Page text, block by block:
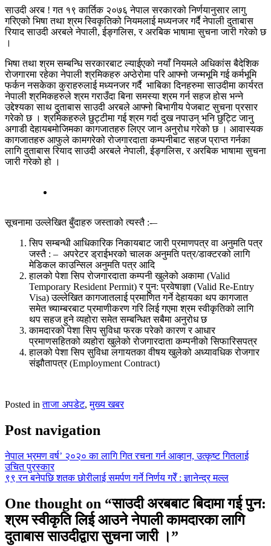
साउदी अरब ! गत १९ कार्तिक २०७६ नेपाल सरकारको निर्णयानुसार लागु
गरिएको भिषा तथा श्रम स्विकृतिको नियमलाई मध्यनजर गर्दै नेपाली दुताबास
रियाद साउदी अरबले नेपाली, ईङ्गलिस, र अरबिक भाषामा सुचना जारी गरेको छ
।
भिषा तथा श्रम सम्बन्धि सरकारबाट ल्याईएको नयाँ नियमले अधिकांस बैदेशिक
रोजगारमा रहेका नेपाली श्रमिकहरु अप्ठेरोमा परि आफ्नो जन्मभूमि गई कर्मभूमि
फर्कन नसकेका कुराहरुलाई मध्यनजर गर्दै भाबिका दिनहरुमा साउदीमा कार्यरत
नेपाली श्रमिकहरुले श्रम गराउँदा बिना समस्या श्रम गर्न सहज होस भन्ने
उद्देश्यका साथ दुताबास साउदी अरबले आफ्नो बिभागीय पेजबाट सुचना प्रसार
गरेको छ । श्रमिकहरुले छुट्टीमा गई श्रम गर्दा दुख नपाउन् भनि छुट्टि जानु
अगाडी देहायबमोजिमका कागजातहरु लिएर जान अनुरोध गरेको छ । आवास्यक
कागजातहरु आफुले कामगरेको रोजगारदाता कम्पनीबाट सहज प्राप्त गर्नका
लागि दुताबास रियाद साउदी अरबले नेपाली, ईङ्गलिस, र अरबिक भाषामा सुचना
जारी गरेको हो ।
सूचनामा उल्लेखित बुँदाहरु जस्ताको त्यस्तै :-–
सिप सम्बन्धी आधिकारिक निकायबाट जारी प्रमाणपत्र वा अनुमति पत्र
जस्तै : – अपरेटर ड्राईभरको चालक अनुमति पत्र/डाक्टरको लागि
मेडिकल काउन्सिल अनुमति पत्र आदि
हालको पेशा सिप रोजगारदाता कम्पनी खुलेको अकामा (Valid
Temporary Resident Permit) र पुन: प्रवेषाज्ञा (Valid Re-Entry
Visa) उल्लेखित कागजातलाई प्रमाणित गर्ने देहायका थप कागजात
समेत च्याम्बरबाट प्रमाणीकरण गरि लिई गएमा श्रम स्वीकृतिको लागि
थप सहज हुने व्यहोरा समेत सम्बन्धित सबैमा अनुरोध छ
कामदारको पेशा सिप सुविधा फरक परेको कारण र आधार
प्रमाणसहितको व्यहोरा खुलेको रोजगारदाता कम्पनीको सिफारिसपत्र
हालको पेशा सिप सुविधा लगायतका वीषय खुलेको अध्यावधिक रोजगार
संझौतापत्र (Employment Contract)
Posted inताजा अपडेट,मुख्य खबर
Post navigation
नेपाल भ्रमण वर्ष’ २०२० का लागि गित रचना गर्न आव्हान, उत्कृष्ट गितलाई
उचित पुरस्कार
९९ रन बनेपछि शतक छोरीलाई समर्पण गर्ने निर्णय गरेँ : ज्ञानेन्द्र मल्ल
One thought on “साउदी अरबबाट बिदामा गई पुन:
श्रम स्वीकृति लिई आउने नेपाली कामदारका लागि
दुताबास साउदीद्वारा सुचना जारी ।”